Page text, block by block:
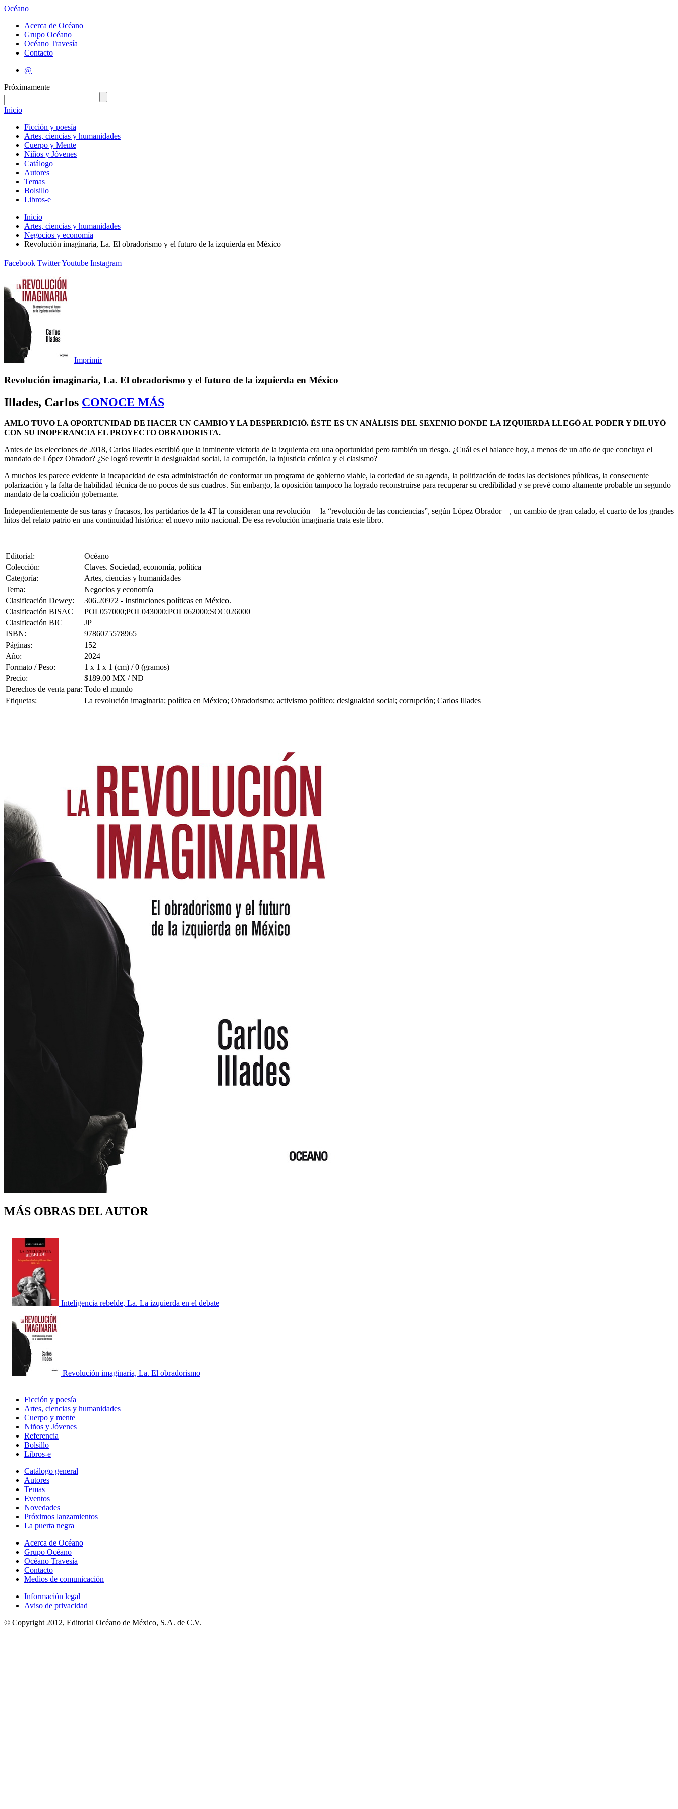
Océano
Acerca de Océano
Grupo Océano
Océano Travesía
Contacto
@
Próximamente
Inicio
Ficción y poesía
Artes, ciencias y humanidades
Cuerpo y Mente
Niños y Jóvenes
Catálogo
Autores
Temas
Bolsillo
Libros-e
Inicio
Artes, ciencias y humanidades
Negocios y economía
Revolución imaginaria, La. El obradorismo y el futuro de la izquierda en México
Facebook TwitterYoutube Instagram
Imprimir
Revolución imaginaria, La. El obradorismo y el futuro de la izquierda en México
Illades, Carlos CONOCE MÁS
AMLO TUVO LA OPORTUNIDAD DE HACER UN CAMBIO Y LA DESPERDICIÓ. ÉSTE ES UN ANÁLISIS DEL SEXENIO DONDE LA IZQUIERDA LLEGÓ AL PODER Y DILUYÓ
CON SU INOPERANCIA EL PROYECTO OBRADORISTA.
Antes de las elecciones de 2018, Carlos Illades escribió que la inminente victoria de la izquierda era una oportunidad pero también un riesgo. ¿Cuál es el balance hoy, a menos de un año de que concluya el
mandato de López Obrador? ¿Se logró revertir la desigualdad social, la corrupción, la injusticia crónica y el clasismo?
A muchos les parece evidente la incapacidad de esta administración de conformar un programa de gobierno viable, la cortedad de su agenda, la politización de todas las decisiones públicas, la consecuente
polarización y la falta de habilidad técnica de no pocos de sus cuadros. Sin embargo, la oposición tampoco ha logrado reconstruirse para recuperar su credibilidad y se prevé como altamente probable un segundo
mandato de la coalición gobernante.
Independientemente de sus taras y fracasos, los partidarios de la 4T la consideran una revolución —la “revolución de las conciencias”, según López Obrador—, un cambio de gran calado, el cuarto de los grandes
hitos del relato patrio en una continuidad histórica: el nuevo mito nacional. De esa revolución imaginaria trata este libro.
Editorial:
Océano
Colección:
Claves. Sociedad, economía, política
Categoría:
Artes, ciencias y humanidades
Tema:
Negocios y economía
Clasificación Dewey:
306.20972 - Instituciones políticas en México.
Clasificación BISAC
POL057000;POL043000;POL062000;SOC026000
Clasificación BIC
JP
ISBN:
9786075578965
Páginas:
152
Año:
2024
Formato / Peso:
1 x 1 x 1 (cm) / 0 (gramos)
Precio:
$189.00 MX / ND
Derechos de venta para: Todo el mundo
Etiquetas:
La revolución imaginaria; política en México; Obradorismo; activismo político; desigualdad social; corrupción; Carlos Illades
MÁS OBRAS DEL AUTOR
Inteligencia rebelde, La. La izquierda en el debate
Revolución imaginaria, La. El obradorismo
Ficción y poesía
Artes, ciencias y humanidades
Cuerpo y mente
Niños y Jóvenes
Referencia
Bolsillo
Libros-e
Catálogo general
Autores
Temas
Eventos
Novedades
Próximos lanzamientos
La puerta negra
Acerca de Océano
Grupo Océano
Océano Travesía
Contacto
Medios de comunicación
Información legal
Aviso de privacidad
© Copyright 2012, Editorial Océano de México, S.A. de C.V.